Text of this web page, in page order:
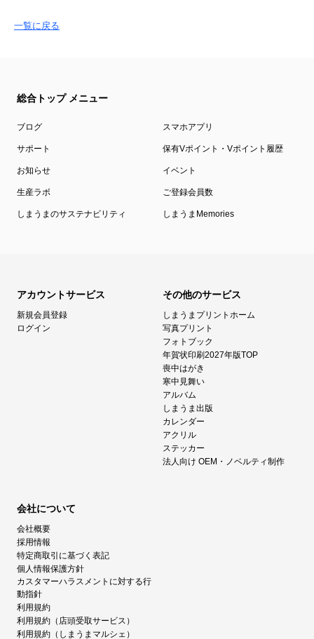
一覧に戻る
総合トップ メニュー
ブログ スマホアプリ
サポート 保有Vポイント・Vポイント履歴
お知らせ イベント
生産ラボ ご登録会員数
しまうまのサステナビリティ しまうまMemories
アカウントサービス
新規会員登録
ログイン
その他のサービス
しまうまプリントホーム
写真プリント
フォトブック
年賀状印刷2027年版TOP
喪中はがき
寒中見舞い
アルバム
しまうま出版
カレンダー
アクリル
ステッカー
法人向け OEM・ノベルティ制作
会社について
会社概要
採用情報
特定商取引に基づく表記
個人情報保護方針
カスタマーハラスメントに対する行
動指針
利用規約
利用規約（店頭受取サービス）
利用規約（しまうまマルシェ）